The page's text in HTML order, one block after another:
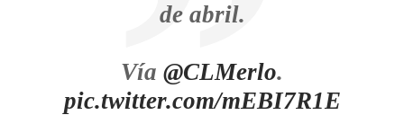
de abril.
Vía @CLMerlo.
pic.twitter.com/mEBI7R1E